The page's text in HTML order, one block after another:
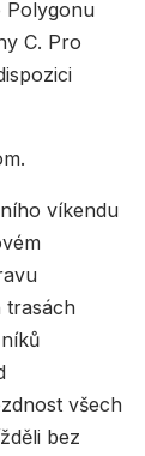
Polygonu
C. Pro
víkendu
trasách
všech
bez